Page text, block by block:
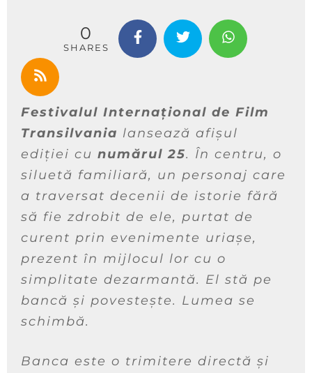
0
SHARES
Festivalul Internațional de Film
Transilvania lansează afișul
ediției cu numărul 25. În centru, o
siluetă familiară, un personaj care
a traversat decenii de istorie fără
să fie zdrobit de ele, purtat de
curent prin evenimente uriașe,
prezent în mijlocul lor cu o
simplitate dezarmantă. El stă pe
bancă și povestește. Lumea se
schimbă.
Banca este o trimitere directă și